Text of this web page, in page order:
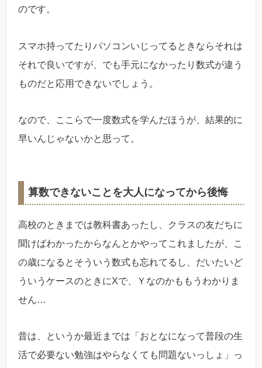
のです。
スマホ持ってたりパソコンいじってるときならそれは
それで良いですが、でも手元になかったり数式が違う
ものだと応用できないでしょう。
なので、ここらで一度数式を学んだほうが、結果的に
早いんじゃないかと思って。
算数できないことを大人になってから後悔
高校のときまでは教科書あったし、クラスの友だちに
聞けばわかったからなんとかやってこれましたが、こ
の歳になるとそういう数式も忘れてるし、だいたいど
ういうケースのときにXで、Ｙなのかももうわかりま
せん…
昔は、というか最近までは「おとなになって普段の生
活で必要ない勉強はやらなくても問題ないっしょ」っ